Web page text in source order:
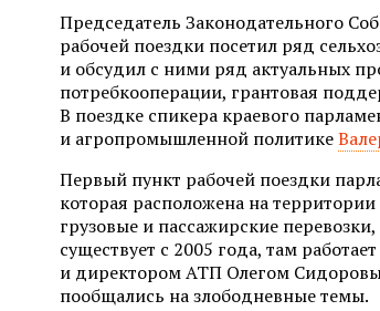
Председатель Законодательного
рабочей поездки посетил ряд
и обсудил с ними ряд актуальных
потребкооперации, грантовая
В поездке спикера краевого
и агропромышленной политике
Первый пункт рабочей поездки
которая расположена на
грузовые и пассажирские
существует с 2005 года, там
и директором АТП Олегом
пообщались на злободневные темы.